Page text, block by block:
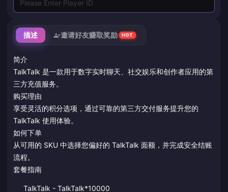
描述 邀请好友赚取奖励 HOT
简介
TalkTalk 是一款用于数字实时聊天、社交娱乐和创作者应用的第
三方充值服务。
购买理由
享受灵活的积分选项，通过可靠的第三方交付服务提升您的
TalkTalk 使用体验。
如何下单
从可用的 SKU 中选择您偏好的 TalkTalk 面额，并完成安全结账
流程。
套餐指南
TalkTalk - TalkTalk*10000